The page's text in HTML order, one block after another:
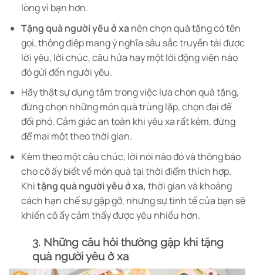
lòng vì bạn hơn.
Tặng quà người yêu ở xanên chọn quà tặng có tên
gọi, thông điệp mang ý nghĩa sâu sắc truyền tải được
lời yêu, lời chúc, câu hứa hay một lời động viên nào
đó gửi đến người yêu.
Hãy thật sự dụng tâm trong việc lựa chọn quà tặng,
đừng chọn những món quà trùng lặp, chọn đại để
đối phó. Cảm giác an toàn khi yêu xa rất kém, đừng
để mai một theo thời gian.
Kèm theo một câu chúc, lời nói nào đó và thông báo
cho cô ấy biết về món quà tại thời điểm thích hợp.
Khitặng quà người yêu ở xa, thời gian và khoảng
cách hạn chế sự gặp gỡ, nhưng sự tinh tế của bạn sẽ
khiến cô ấy cảm thấy được yêu nhiều hơn.
3. Những câu hỏi thường gặp khi tặng
quà người yêu ở xa